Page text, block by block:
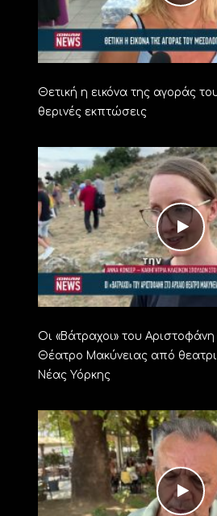
Θετική η εικόνα της αγοράς
θερινές εκπτώσεις
Οι «Βάτραχοι» του
Θέατρο Μακύνειας από
Νέας Υόρκης